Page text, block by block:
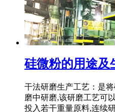
硅微粉的用途及
干法研磨生产工艺：是
磨中研磨,该研磨工艺可
投入若干重量原料,连续